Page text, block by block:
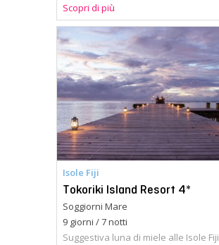
Scopri di più
Isole Fiji
Tokoriki Island Resort 4*
Soggiorni Mare
9 giorni / 7 notti
Suggestiva luna di miele alle Isole Fiji